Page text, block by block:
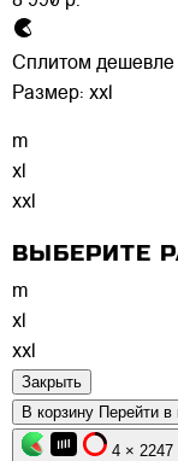
Сплитом дешевле
Размер: xxl
m
xl
xxl
ВЫБЕРИТЕ
m
xl
xxl
Закрыть
В корзину Перейти в